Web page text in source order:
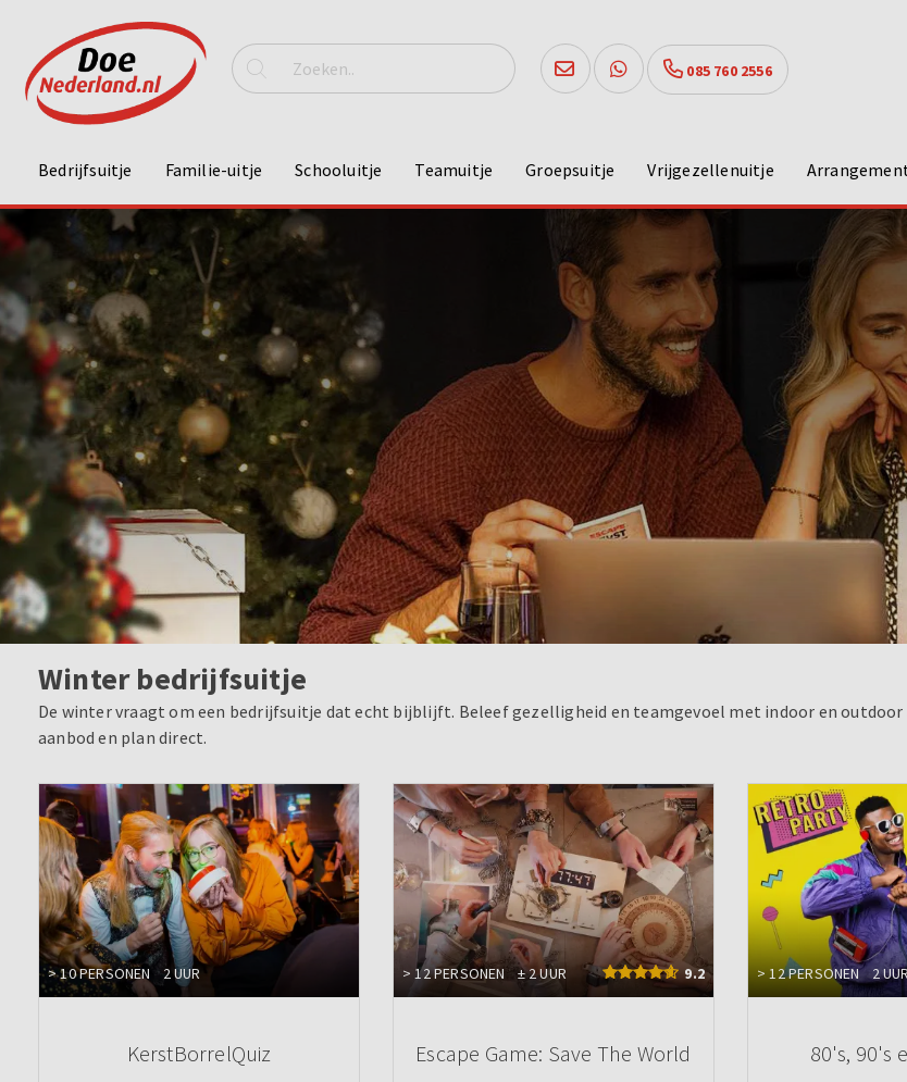
085 760 2556
Bedrijfsuitje Familie-uitje Schooluitje Teamuitje Groepsuitje Vrijgezellenuitje
Winter bedrijfsuitje
De winter vraagt om een bedrijfsuitje dat echt bijblijft. Beleef gezelligheid en teamgevoel met indoor en
aanbod en plan direct.
> 10 PERSONEN 2 UUR
KerstBorrelQuiz
> 12 PERSONEN ± 2 UUR 9.2
Escape Game: Save The World
> 12 PERSONEN 2
80's, 90's